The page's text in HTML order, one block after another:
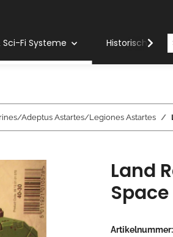
Fi Systeme Historische
Adeptus Astartes/Legiones Astartes
Land
Artikelnummer: